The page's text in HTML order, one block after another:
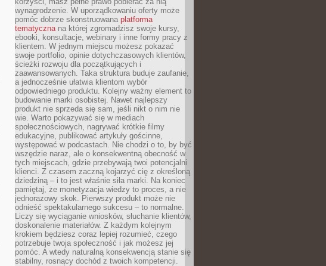
wynagrodzenie. W uporządkowaniu oferty może
pomóc dobrze skonstruowana platforma
tematycznana której zgromadzisz swoje kursy,
ebooki, konsultacje, webinary i inne formy pracy z
klientem. W jednym miejscu możesz pokazać
swoje portfolio, opinie dotychczasowych klientów,
ścieżki rozwoju dla początkujących i
zaawansowanych. Taka struktura buduje zaufanie,
a jednocześnie ułatwia klientom wybór
odpowiedniego produktu. Kolejny ważny element to
budowanie marki osobistej. Nawet najlepszy
produkt nie sprzeda się sam, jeśli nikt o nim nie
wie. Warto pokazywać się w mediach
społecznościowych, nagrywać krótkie filmy
edukacyjne, publikować artykuły gościnne,
występować w podcastach. Nie chodzi o to, by być
wszędzie naraz, ale o konsekwentną obecność w
tych miejscach, gdzie przebywają twoi potencjalni
klienci. Z czasem zaczną kojarzyć cię z określoną
dziedziną – i to jest właśnie siła marki. Na koniec
pamiętaj, że monetyzacja wiedzy to proces, a nie
jednorazowy skok. Pierwszy produkt może nie
odnieść spektakularnego sukcesu – to normalne.
Liczy się wyciąganie wniosków, słuchanie klientów,
doskonalenie materiałów. Z każdym kolejnym
krokiem będziesz coraz lepiej rozumieć, czego
potrzebuje twoja społeczność i jak możesz jej
pomóc. A wtedy naturalną konsekwencją stanie się
stabilny, rosnący dochód z twoich kompetencji.